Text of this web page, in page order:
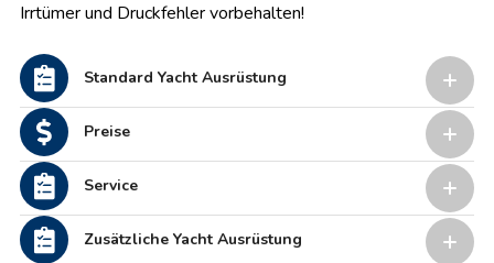
Irrtümer und Druckfehler vorbehalten!
Standard Yacht Ausrüstung
Preise
Service
Zusätzliche Yacht Ausrüstung